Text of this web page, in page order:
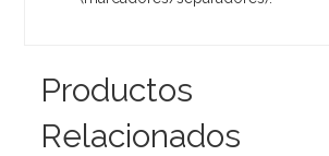
Productos
Relacionados